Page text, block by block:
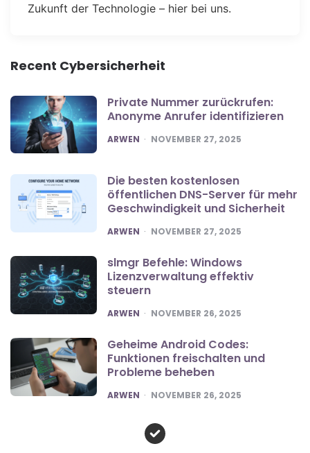
Zukunft der Technologie – hier bei uns.
Recent Cybersicherheit
Private Nummer zurückrufen:
Anonyme Anrufer identifizieren
POSTED
ARWEN NOVEMBER 27, 2025
Die besten kostenlosen
öffentlichen DNS-Server für mehr
Geschwindigkeit und Sicherheit
POSTED
ARWEN NOVEMBER 27, 2025
slmgr Befehle: Windows
Lizenzverwaltung effektiv
steuern
POSTED
ARWEN NOVEMBER 26, 2025
Geheime Android Codes:
Funktionen freischalten und
Probleme beheben
POSTED
ARWEN NOVEMBER 26, 2025